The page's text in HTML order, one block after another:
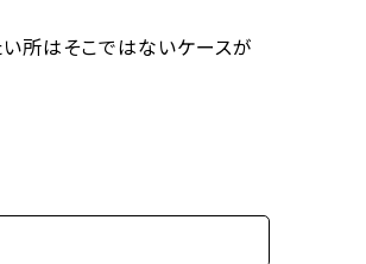
所はそこではないケースが